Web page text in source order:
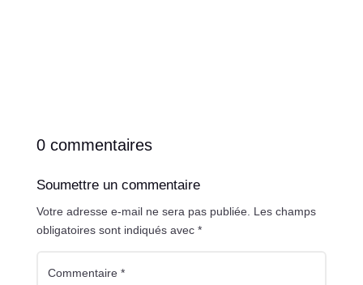
0 commentaires
Soumettre un commentaire
Votre adresse e-mail ne sera pas publiée. Les champs
obligatoires sont indiqués avec *